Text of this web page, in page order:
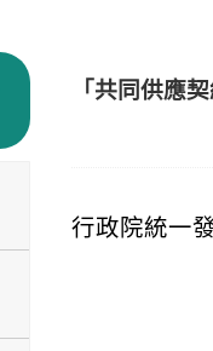
「共同供應
行政院統一